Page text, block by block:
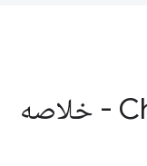
Chrome Dev Summit - خلاصه